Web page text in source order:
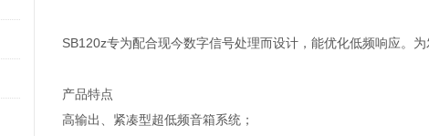
SB120z专为配合现今数字信号处理而设计，能优化低频响应。
产品特点
高输出、紧凑型超低频音箱系统；